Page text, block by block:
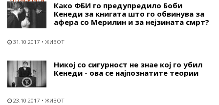
Како ФБИ го предупредило Боби
Кенеди за книгата што го обвинува за
афера со Мерилин и за нејзината смрт?
31.10.2017 ЖИВОТ
Никој со сигурност не знае кој го убил
Кенеди - ова се најпознатите теории
23.10.2017 ЖИВОТ